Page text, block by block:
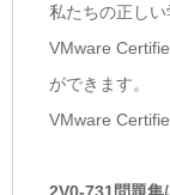
私たちの正し
VMware
ができます。
VMware